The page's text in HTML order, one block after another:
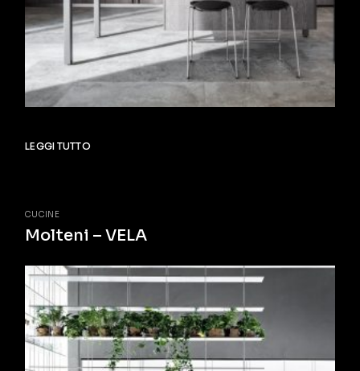
LEGGI TUTTO
CUCINE
Molteni – VELA